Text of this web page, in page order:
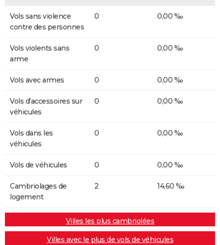
Vols sans violence
contre des personnes
0 0,00 ‰
Vols violents sans
arme
0 0,00 ‰
Vols avec armes 0 0,00 ‰
Vols d'accessoires sur
véhicules
0 0,00 ‰
Vols dans les
véhicules
0 0,00 ‰
Vols de véhicules 0 0,00 ‰
Cambriolages de
logement
2 14,60 ‰
Villes les plus cambriolées
Villes avec le plus de vols de véhicules